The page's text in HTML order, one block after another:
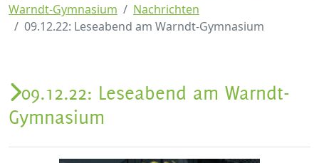
Warndt-Gymnasium
Nachrichten
09.12.22: Leseabend am Warndt-Gymnasium
09.12.22: Leseabend am Warndt-
Gymnasium